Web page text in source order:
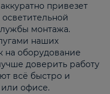
привезет
монтажа.
наших
на оборудование
доверить работу
всё быстро и
офисе.